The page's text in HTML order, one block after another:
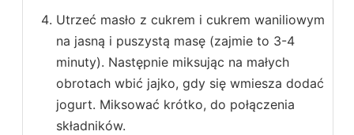
Utrzeć masło z cukrem i cukrem waniliowym
na jasną i puszystą masę (zajmie to 3-4
minuty). Następnie miksując na małych
obrotach wbić jajko, gdy się wmiesza dodać
jogurt. Miksować krótko, do połączenia
składników.